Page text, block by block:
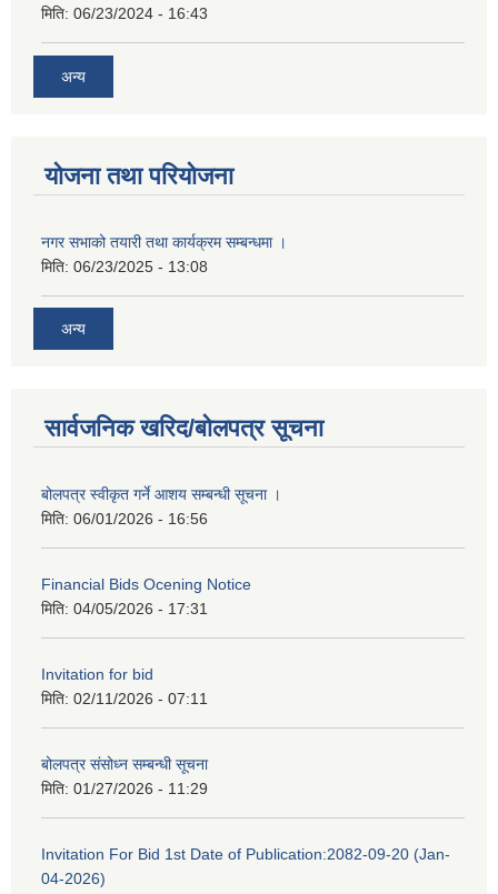
मिति: 06/23/2024 - 16:43
अन्य
योजना तथा परियोजना
नगर सभाको तयारी तथा कार्यक्रम सम्बन्धमा ।
मिति: 06/23/2025 - 13:08
अन्य
सार्वजनिक खरिद/बोलपत्र सूचना
बोलपत्र स्वीकृत गर्ने आशय सम्बन्धी सूचना ।
मिति: 06/01/2026 - 16:56
Financial Bids Ocening Notice
मिति: 04/05/2026 - 17:31
Invitation for bid
मिति: 02/11/2026 - 07:11
बोलपत्र संसोध्न सम्बन्धी सूचना
मिति: 01/27/2026 - 11:29
Invitation For Bid 1st Date of Publication:2082-09-20 (Jan-
04-2026)